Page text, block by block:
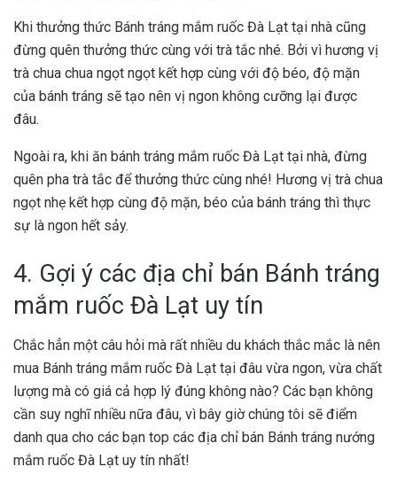
Khi thưởng thức Bánh tráng mắm ruốc Đà Lạt tại nhà cũng
đừng quên thưởng thức cùng với trà tắc nhé. Bởi vì hương vị
trà chua chua ngọt ngọt kết hợp cùng với độ béo, độ mặn
của bánh tráng sẽ tạo nên vị ngon không cưỡng lại được
đâu.
Ngoài ra, khi ăn bánh tráng mắm ruốc Đà Lạt tại nhà, đừng
quên pha trà tắc để thưởng thức cùng nhé! Hương vị trà chua
ngọt nhẹ kết hợp cùng độ mặn, béo của bánh tráng thì thực
sự là ngon hết sảy.
4. Gợi ý các địa chỉ bán Bánh tráng
mắm ruốc Đà Lạt uy tín
Chắc hẳn một câu hỏi mà rất nhiều du khách thắc mắc là nên
mua Bánh tráng mắm ruốc Đà Lạt tại đâu vừa ngon, vừa chất
lượng mà có giá cả hợp lý đúng không nào? Các bạn không
cần suy nghĩ nhiều nữa đâu, vì bây giờ chúng tôi sẽ điểm
danh qua cho các bạn top các địa chỉ bán Bánh tráng nướng
mắm ruốc Đà Lạt uy tín nhất!